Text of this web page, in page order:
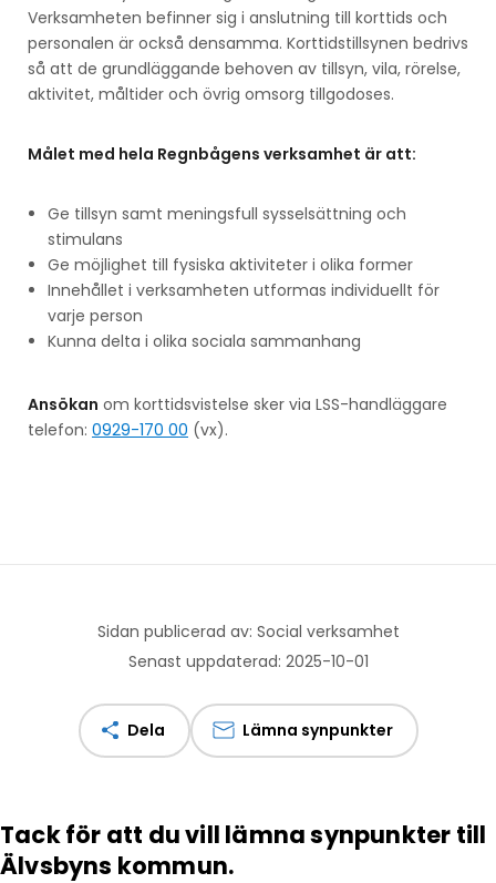
Verksamheten befinner sig i anslutning till korttids och
personalen är också densamma. Korttidstillsynen bedrivs
så att de grundläggande behoven av tillsyn, vila, rörelse,
aktivitet, måltider och övrig omsorg tillgodoses.
Målet med hela Regnbågens verksamhet är att:
Ge tillsyn samt meningsfull sysselsättning och
stimulans
Ge möjlighet till fysiska aktiviteter i olika former
Innehållet i verksamheten utformas individuellt för
varje person
Kunna delta i olika sociala sammanhang
Ansökan om korttidsvistelse sker via LSS-handläggare
telefon: 0929-170 00 (vx).
Sidan publicerad av: Social verksamhet
Senast uppdaterad: 2025-10-01
Dela Lämna synpunkter
Tack för att du vill lämna synpunkter till
Älvsbyns kommun.